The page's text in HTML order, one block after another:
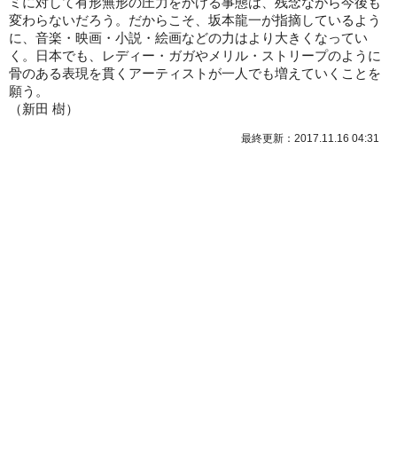
ミに対して有形無形の圧力をかける事態は、残念ながら今後も
変わらないだろう。だからこそ、坂本龍一が指摘しているよう
に、音楽・映画・小説・絵画などの力はより大きくなってい
く。日本でも、レディー・ガガやメリル・ストリープのように
骨のある表現を貫くアーティストが一人でも増えていくことを
願う。
（新田 樹）
最終更新：2017.11.16 04:31